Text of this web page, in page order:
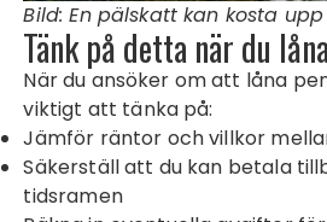
Bild: En pälskatt kan kosta
Tänk på detta när du
När du ansöker om att låna
viktigt att tänka på:
Jämför räntor och villkor
Säkerställ att du kan betala
tidsramen